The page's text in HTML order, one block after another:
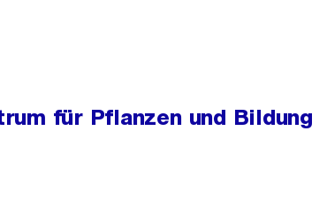
für Pflanzen und Bildung